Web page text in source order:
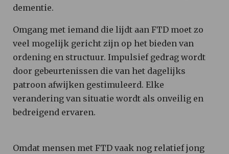
dementie.
Omgang met iemand die lijdt aan FTD moet zo
veel mogelijk gericht zijn op het bieden van
ordening en structuur. Impulsief gedrag wordt
door gebeurtenissen die van het dagelijks
patroon afwijken gestimuleerd. Elke
verandering van situatie wordt als onveilig en
bedreigend ervaren.
Omdat mensen met FTD vaak nog relatief jong